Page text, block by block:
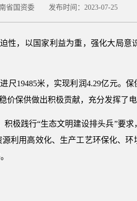
省国资委 发布时间：2023-07-25
，以国家利益为重，强化大局意
19485米，实现利润4.29亿元。保
保供做出积极贡献，充分发挥了电
践行“生态文明建设排头兵”要求
利用高效化、生产工艺环保化、